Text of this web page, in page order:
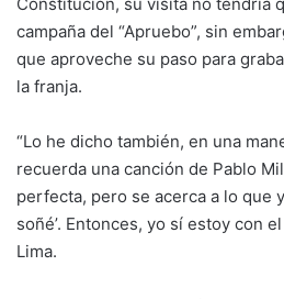
campaña del “Apruebo”, sin
que aproveche su paso para
la franja.
“Lo he dicho también, en una
recuerda una canción de Pablo
perfecta, pero se acerca a lo que
soñé’. Entonces, yo sí estoy con
Lima.